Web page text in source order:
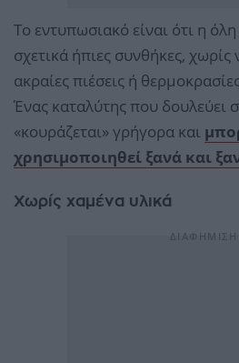
Το εντυπωσιακό είναι ότι η όλη
σχετικά ήπιες συνθήκες, χωρίς
ακραίες πιέσεις ή
Ένας καταλύτης που δουλεύει
«κουράζεται» γρήγορα και
χρησιμοποιηθεί ξανά και
Χωρίς χαμένα υλικά